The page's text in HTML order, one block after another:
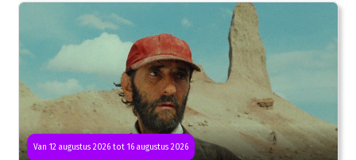
Van 12 augustus 2026 tot 16 augustus 2026